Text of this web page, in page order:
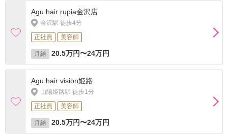
Agu hair rupia金沢店
金沢駅 徒歩4分
正社員
美容師
月給 20.5万円〜24万円
Agu hair vision姫路
山陽姫路駅 徒歩1分
正社員
美容師
月給 20.5万円〜24万円